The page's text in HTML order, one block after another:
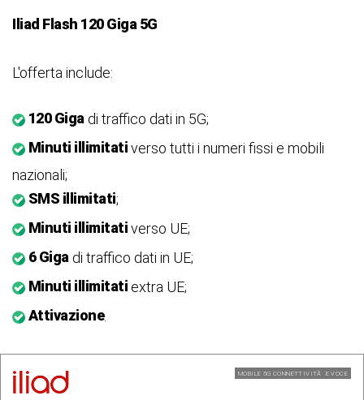
Iliad Flash 120 Giga 5G
L'offerta include:
120 Gigadi traffico dati in 5G;
Minuti illimitativerso tutti i numeri fissi e mobili
nazionali;
SMS illimitati;
Minuti illimitativerso UE;
6 Gigadi traffico dati in UE;
Minuti illimitati extra UE;
Attivazione.
MOBILE 5G CONNETTIVITÃ E VOCE